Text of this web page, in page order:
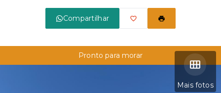
Compartilhar
Mais fotos
Pronto para morar